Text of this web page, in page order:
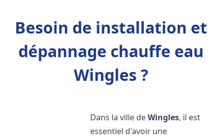
Besoin de installation et
dépannage chauffe eau
Wingles ?
Dans la ville deWingles, il est
essentiel d'avoir une